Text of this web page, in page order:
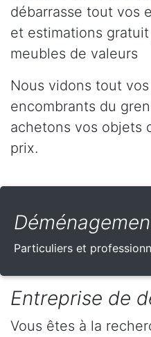
débarrasse tout vos
et estimations
meubles de valeurs
Nous vidons tout
encombrants du
achetons vos objets
prix.
Particuliers et
Entreprise de
Vous êtes à la